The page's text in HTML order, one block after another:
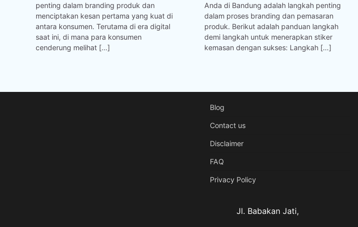
penting dalam branding produk dan
menciptakan kesan pertama yang kuat di
antara konsumen. Terutama di era digital
saat ini, di mana para konsumen
cenderung melihat […]
Anda di Bandung adalah langkah penting
dalam proses branding dan pemasaran
produk. Berikut adalah panduan langkah
demi langkah untuk menerapkan stiker
kemasan dengan sukses: Langkah […]
Blog
Contact us
Disclaimer
FAQ
Privacy Policy
Jl. Babakan Jati,